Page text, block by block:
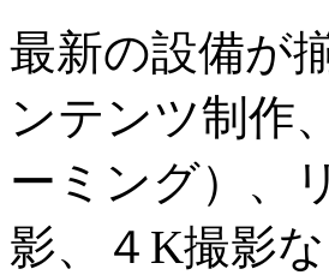
最新の設備が
ンテンツ制作
ーミング）、
影、４K撮影